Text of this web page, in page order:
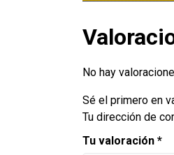
No hay
Sé el primero en
Tu dirección de
Tu valoración *